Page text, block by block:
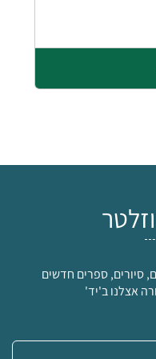
סיורים, ספרים חדשים
אצלנו ב'יד'